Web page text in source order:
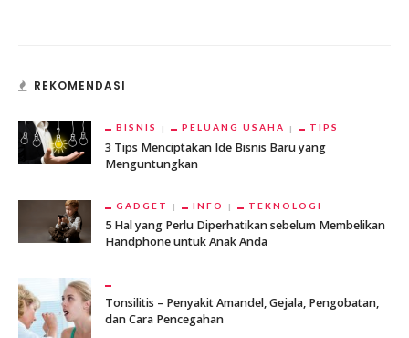
REKOMENDASI
BISNIS PELUANG USAHA TIPS
3 Tips Menciptakan Ide Bisnis Baru yang
Menguntungkan
GADGET INFO TEKNOLOGI
5 Hal yang Perlu Diperhatikan sebelum Membelikan
Handphone untuk Anak Anda
Tonsilitis – Penyakit Amandel, Gejala, Pengobatan,
dan Cara Pencegahan